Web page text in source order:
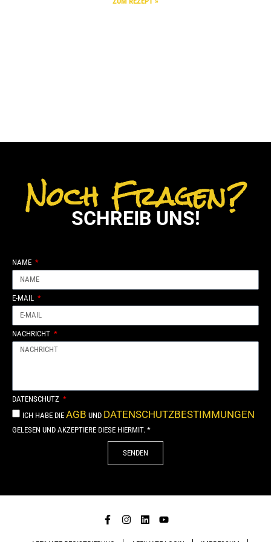
Noch Fragen?
SCHREIB UNS!
NAME
E-MAIL
NACHRICHT
DATENSCHUTZ
ICH HABE DIE AGB UND DATENSCHUTZBESTIMMUNGEN
GELESEN UND AKZEPTIERE DIESE HIERMIT. *
SENDEN